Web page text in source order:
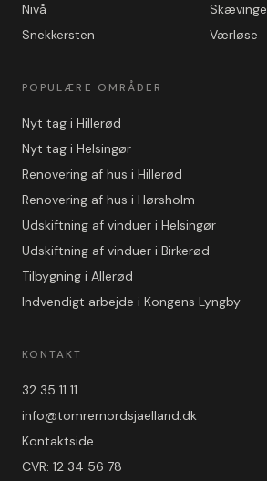
Nivå
Skævinge
Snekkersten
Værløse
POPULÆRE OMRÅDER
Nyt tag i Hillerød
Nyt tag i Helsingør
Renovering af hus i Hillerød
Renovering af hus i Hørsholm
Udskiftning af vinduer i Helsingør
Udskiftning af vinduer i Birkerød
Tilbygning i Allerød
Indvendigt arbejde i Kongens Lyngby
KONTAKT
32 35 11 11
info@tomrernordsjaelland.dk
Kontaktside
CVR: 12 34 56 78